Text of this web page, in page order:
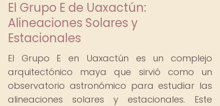
El Grupo E de Uaxactún:
Alineaciones Solares y
Estacionales
El Grupo E en Uaxactún es un complejo
arquitectónico maya que sirvió como un
observatorio astronómico para estudiar las
alineaciones solares y estacionales. Este